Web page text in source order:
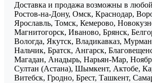
Доставка и продажа возможны в
Ростов-на-Дону, Омск, Краснодар,
Ярославль, Томск, Кемерово,
Магнитогорск, Иваново, Брянск,
Вологда, Якутск, Владикавказ,
Нальчик, Братск, Ангарск,
Магадан, Анадырь, Нарьян-Мар,
Султан (Астана), Шымкент, Актобе,
Витебск, Гродно, Брест, Ташкент,